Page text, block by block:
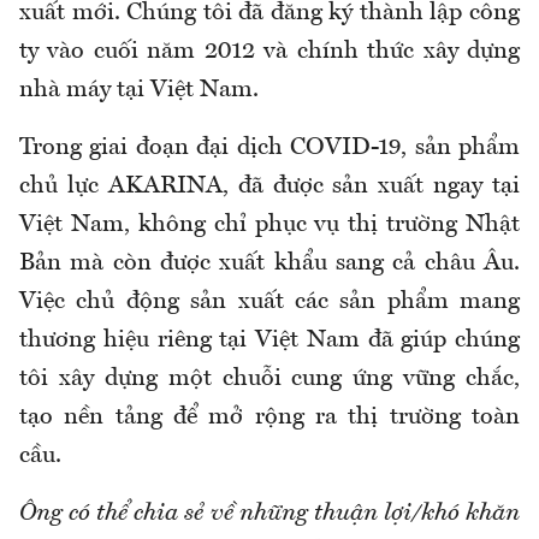
xuất mới. Chúng tôi đã đăng ký thành lập công
ty vào cuối năm 2012 và chính thức xây dựng
nhà máy tại Việt Nam.
Trong giai đoạn đại dịch COVID-19, sản phẩm
chủ lực AKARINA, đã được sản xuất ngay tại
Việt Nam, không chỉ phục vụ thị trường Nhật
Bản mà còn được xuất khẩu sang cả châu Âu.
Việc chủ động sản xuất các sản phẩm mang
thương hiệu riêng tại Việt Nam đã giúp chúng
tôi xây dựng một chuỗi cung ứng vững chắc,
tạo nền tảng để mở rộng ra thị trường toàn
cầu.
Ông có thể chia sẻ về những thuận lợi/khó khăn